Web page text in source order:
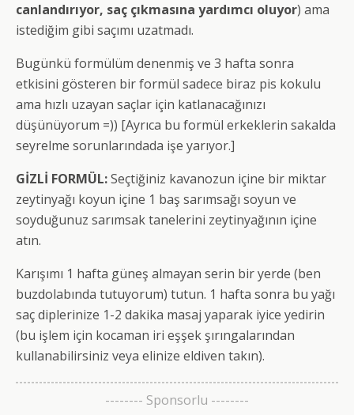
canlandırıyor, saç çıkmasına yardımcı oluyor) ama
istediğim gibi saçımı uzatmadı.
Bugünkü formülüm denenmiş ve 3 hafta sonra
etkisini gösteren bir formül sadece biraz pis kokulu
ama hızlı uzayan saçlar için katlanacağınızı
düşünüyorum =)) [Ayrıca bu formül erkeklerin sakalda
seyrelme sorunlarındada işe yarıyor.]
GİZLİ FORMÜL:Seçtiğiniz kavanozun içine bir miktar
zeytinyağı koyun içine 1 baş sarımsağı soyun ve
soyduğunuz sarımsak tanelerini zeytinyağının içine
atın.
Karışımı 1 hafta güneş almayan serin bir yerde (ben
buzdolabında tutuyorum) tutun. 1 hafta sonra bu yağı
saç diplerinize 1-2 dakika masaj yaparak iyice yedirin
(bu işlem için kocaman iri eşşek şırıngalarından
kullanabilirsiniz veya elinize eldiven takın).
-------- Sponsorlu --------